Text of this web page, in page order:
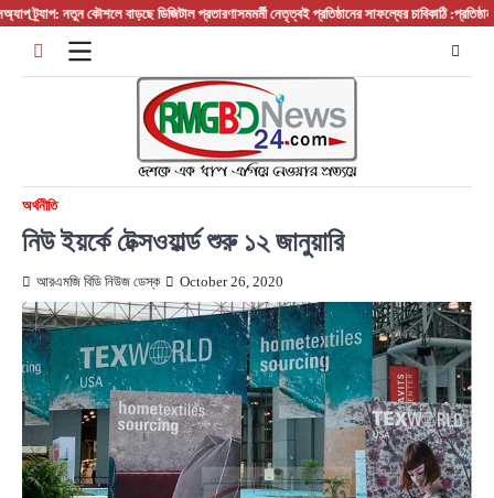
Skip নতুন কৌশলে বাড়ছে ডিজিটাল প্রতারণাসমমর্মী নেতৃত্বই প্রতিষ্ঠানের সাফল্যের চাবিকাঠি :প্রতিষ্ঠান
অর্থনীতি
নিউ ইয়র্কে টেক্সওয়ার্ল্ড শুরু ১২ জানুয়ারি
আরএমজি বিডি নিউজ ডেস্ক October 26, 2020